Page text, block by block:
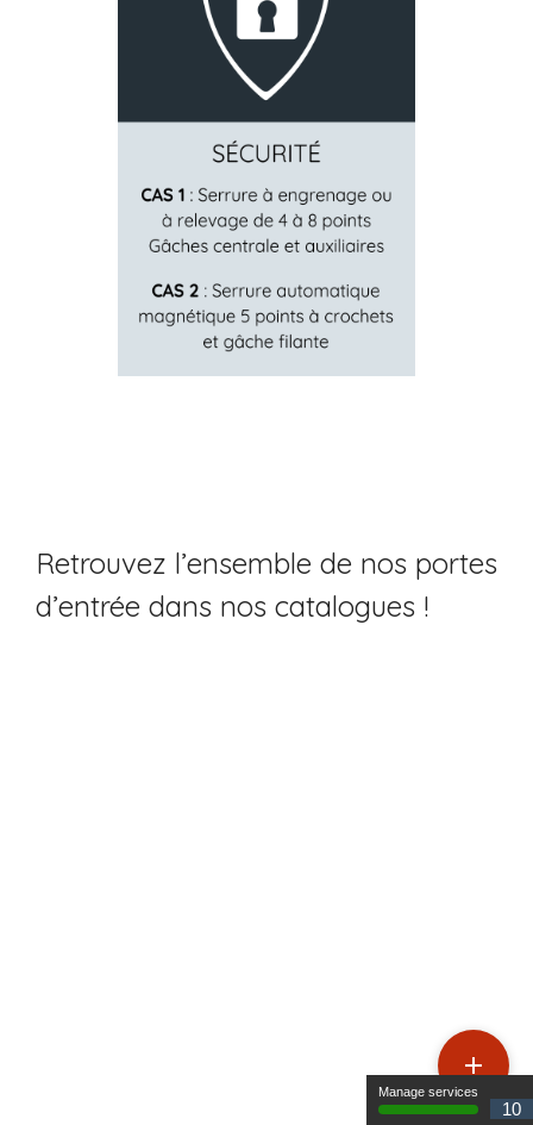

Retrouvez l’ensemble de nos portes
d’entrée dans nos catalogues !
Manage services
10